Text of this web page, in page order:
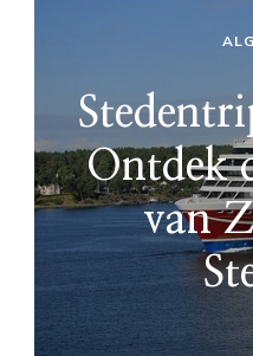
Ontdek
van